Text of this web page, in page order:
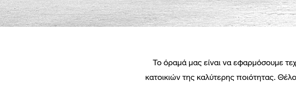
​Το όραμά μας είναι να εφαρμόσουμε
κατοικιών της καλύτερης ποιότητας.